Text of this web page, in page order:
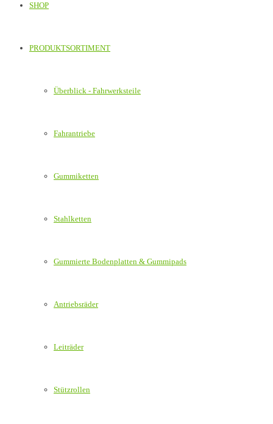
SHOP
PRODUKTSORTIMENT
Überblick - Fahrwerksteile
Fahrantriebe
Gummiketten
Stahlketten
Gummierte Bodenplatten & Gummipads
Antriebsräder
Leiträder
Stützrollen